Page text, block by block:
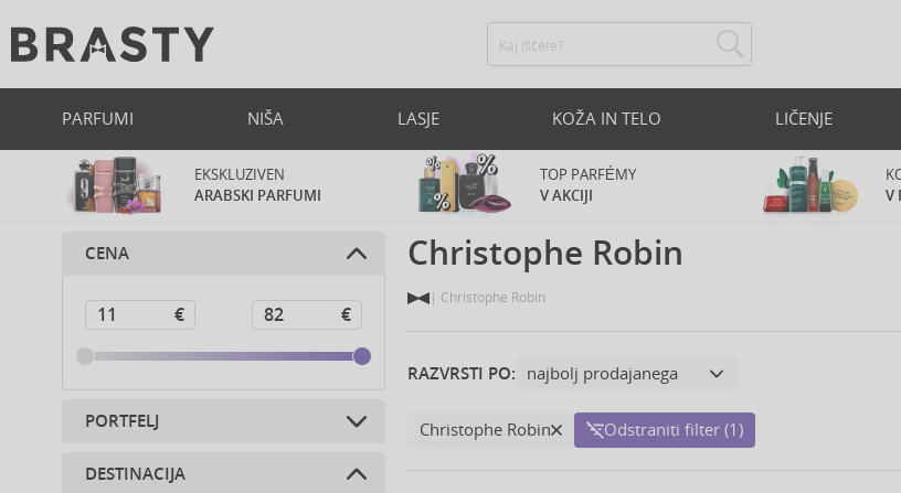
PARFUMI NIŠA LASJE KOŽA IN TELO LIČENJE
EKSKLUZIVEN
ARABSKI PARFUMI
TOP PARFÉMY
V AKCIJI
V
Christophe Robin
Christophe Robin
RAZVRSTI PO:
Christophe Robin Odstraniti filter (1)
CENA
PORTFELJ
Kozmetika za lase (22)
DESTINACIJA